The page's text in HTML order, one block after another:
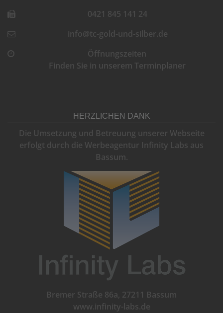
0421 845 141 24
info@tc-gold-und-silber.de
Öffnungszeiten
Finden Sie in unserem Terminplaner
HERZLICHEN DANK
Die Umsetzung und Betreuung unserer Webseite
erfolgt durch die Werbeagentur Infinity Labs aus
Bassum.
Bremer Straße 86a, 27211 Bassum
www.infinity-labs.de